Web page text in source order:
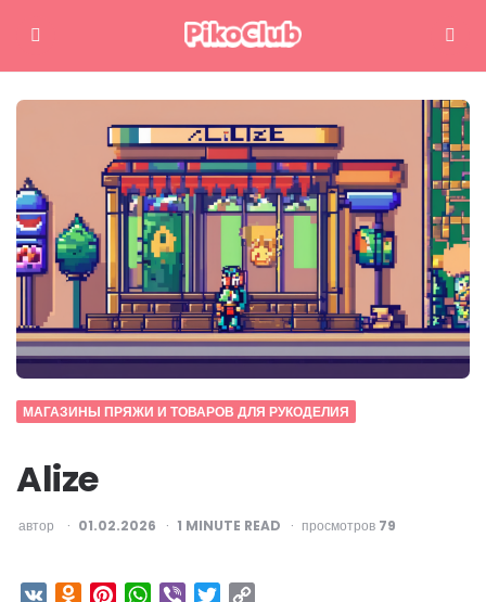
Меню Поиск
МАГАЗИНЫ ПРЯЖИ И ТОВАРОВ ДЛЯ РУКОДЕЛИЯ
Alize
ОПУБЛИКОВАНО
автор 01.02.2026 1 MINUTE READ просмотров 79
VK Odnoklassniki
PinterestWhatsApp
Viber Twitter